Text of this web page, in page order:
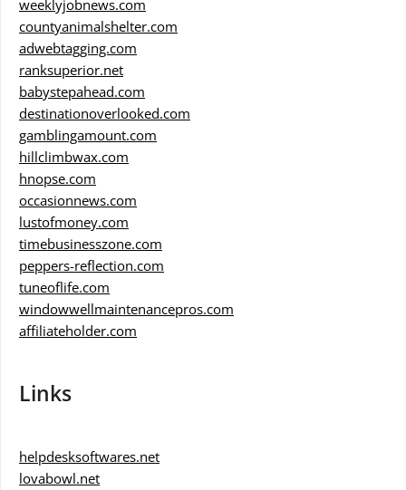
weeklyjobnews.com
countyanimalshelter.com
adwebtagging.com
ranksuperior.net
babystepahead.com
destinationoverlooked.com
gamblingamount.com
hillclimbwax.com
hnopse.com
occasionnews.com
lustofmoney.com
timebusinesszone.com
peppers-reflection.com
tuneoflife.com
windowwellmaintenancepros.com
affiliateholder.com
Links
helpdesksoftwares.net
lovabowl.net